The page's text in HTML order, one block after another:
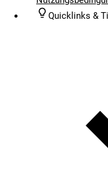
Quicklinks &